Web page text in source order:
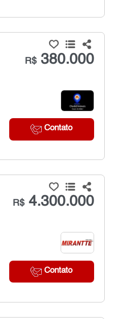
R$380.000
Contato
R$4.300.000
Contato